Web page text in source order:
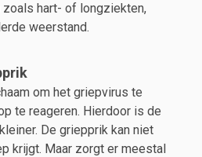
hart- of longziekten,
weerstand.
om het griepvirus te
te reageren. Hierdoor is de
De griepprik kan niet
krijgt. Maar zorgt er meestal